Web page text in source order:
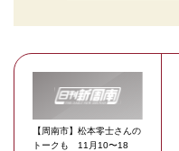
【周南市】松本零士さんの
トークも 11月10〜18